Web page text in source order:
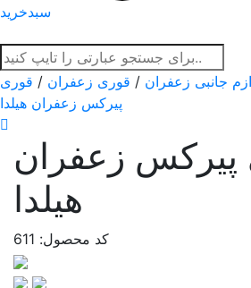
سبدخرید
جانبی زعفران / قوری زعفران / قوری
پیرکس زعفران هیلدا
پیرکس زعفران
هیلدا
کد محصول: 611